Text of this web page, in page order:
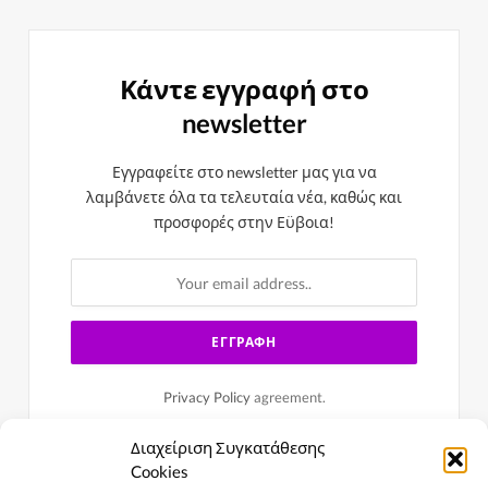
Διαχείριση Συγκατάθεσης
Cookies
Κάντε εγγραφή στο
newsletter
Εγγραφείτε στο newsletter μας για να
λαμβάνετε όλα τα τελευταία νέα, καθώς και
προσφορές στην Εϋβοια!
Privacy Policyagreement.